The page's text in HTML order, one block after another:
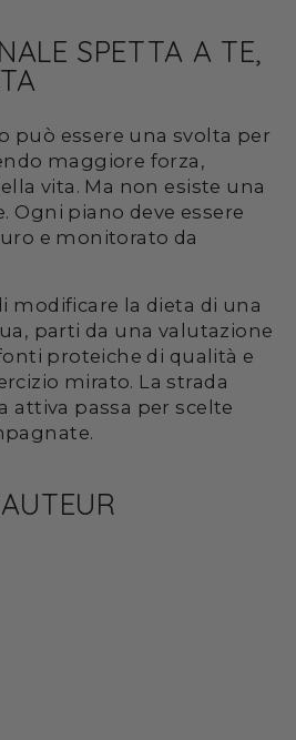
SPETTA A TE,
può essere una svolta per
maggiore forza,
vita. Ma non esiste una
Ogni piano deve essere
e monitorato da
modificare la dieta di una
parti da una valutazione
proteiche di qualità e
mirato. La strada
attiva passa per scelte